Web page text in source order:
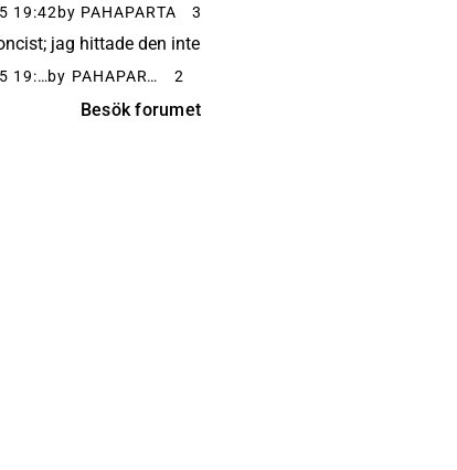
19:42 by PAHAPARTA 3
jag hittade den inte
2021-05-25 19:58 by PAHAPARTA 2
Besök forumet